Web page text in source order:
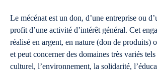
Le mécénat est un don, d’une entreprise ou
profit d’une activité d’intérêt général. Cet
réalisé en argent, en nature (don de produits)
et peut concerner des domaines très variés
culturel, l’environnement, la solidarité,